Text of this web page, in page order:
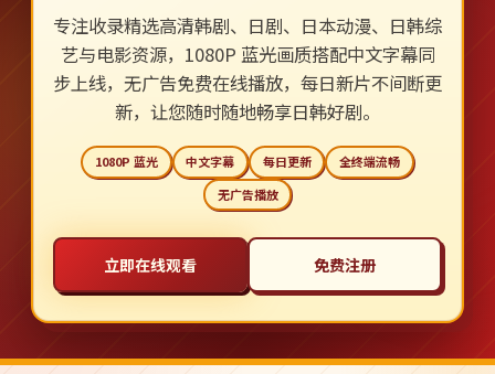
专注收录精选高清韩剧、日剧、日本动漫、日韩综
艺与电影资源，1080P 蓝光画质搭配中文字幕同
步上线，无广告免费在线播放，每日新片不间断更
新，让您随时随地畅享日韩好剧。
1080P 蓝光 中文字幕 每日更新
全终端流畅
无广告播放
立即在线观看 免费注册